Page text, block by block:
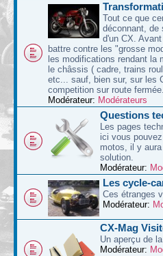
Tout ce que
déconnant, de
d'un CX.
battre contre les "grosse
les modifications rendant la
le châssis ( cadre, trains
etc... sauf, bien sur, sur les
competition sur route
Modérateur: Modérateurs
Questions
Les pages
ici vous
motos, il y
solution.
Modérateur:
Les cycle-
Ces étranges
Modérateur:
CX-Mag
Un aperçu de
Modérateur: